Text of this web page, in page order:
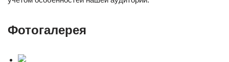
Фотогалерея